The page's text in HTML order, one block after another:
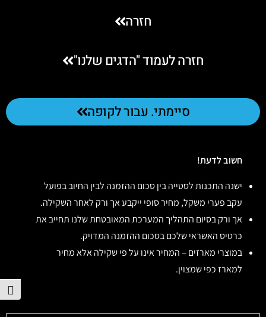
חזרה
חזרה לעמוד "הדגים שלנו"
סיימתי. עבור לקופה
חשוב לדעת!
ישנה התכנות לסטייה בין סכום ההזמנה לבין החיוב בפועל
עקב פערי משקל, מחיר סופי ייקבע אך ורק לאחר השקילה.
אך ורק בסיום התהליך המערכת המאובטחת שלנו תחייב את
כרטיס האשראי שלכם בסכום ההזמנה המדויק.
במוצרי מארזים – המחיר אינו על פי שקילה אלא מחיר
למארז כפי שמצוין.